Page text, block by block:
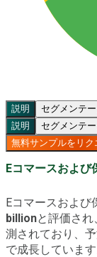
説明 セグメンテ
説明
セグメンテ
無料サンプルをリク
Eコマースおよび
Eコマースおよび
billionと評価され
測されており、
で成長していま